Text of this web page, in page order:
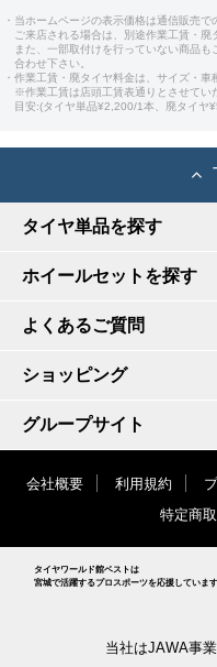
・当ホームページの表示価格は通信販売で
ご来店される場合は、別途作業工賃・廃
また、一部取付けを行っていない商品
合わせ下さい。
・作業工賃・廃タイヤ料金は、サイズ・車
※作業工賃は店頭工賃表通りとさせてい
目安:(タイヤ単品¥2,200/1本、廃タイヤ
タイヤ単品を探す
ホイールセットを探す
よくあるご質問
ショッピング
グループサイト
会社概要 利用規約
特定商
タイヤワールド館ベストは
宮城で活躍するプロスポーツを応援しています
当社はJAWA事